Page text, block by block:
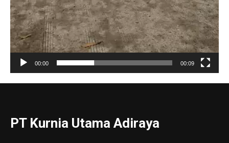
00:00 00:09
PT Kurnia Utama Adiraya